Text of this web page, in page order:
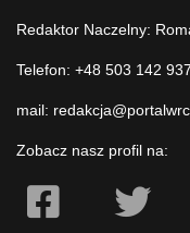
Redaktor Naczelny:
Telefon: +48 503 142 937
mail:
Zobacz nasz profil na: